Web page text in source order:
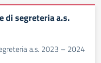
di segreteria a.s.
a.s. 2023 – 2024